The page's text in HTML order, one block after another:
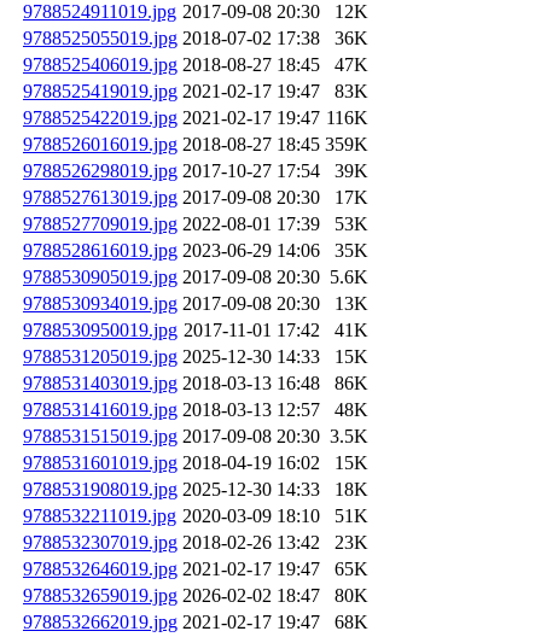
9788524911019.jpg 2017-09-08 20:30
12K
9788525055019.jpg 2018-07-02 17:38
36K
9788525406019.jpg 2018-08-27 18:45
47K
9788525419019.jpg 2021-02-17 19:47
83K
9788525422019.jpg 2021-02-17 19:47 116K
9788526016019.jpg 2018-08-27 18:45 359K
9788526298019.jpg 2017-10-27 17:54
39K
9788527613019.jpg 2017-09-08 20:30
17K
9788527709019.jpg 2022-08-01 17:39
53K
9788528616019.jpg 2023-06-29 14:06
35K
9788530905019.jpg 2017-09-08 20:30 5.6K
9788530934019.jpg 2017-09-08 20:30
13K
9788530950019.jpg 2017-11-01 17:42
41K
9788531205019.jpg 2025-12-30 14:33
15K
9788531403019.jpg 2018-03-13 16:48
86K
9788531416019.jpg 2018-03-13 12:57
48K
9788531515019.jpg 2017-09-08 20:30 3.5K
9788531601019.jpg 2018-04-19 16:02
15K
9788531908019.jpg 2025-12-30 14:33
18K
9788532211019.jpg 2020-03-09 18:10
51K
9788532307019.jpg 2018-02-26 13:42
23K
9788532646019.jpg 2021-02-17 19:47
65K
9788532659019.jpg 2026-02-02 18:47
80K
9788532662019.jpg 2021-02-17 19:47
68K